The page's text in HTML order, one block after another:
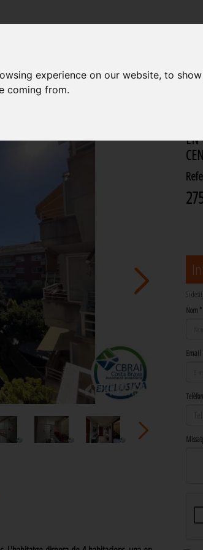
experience on our website, to
coming from.
EN
Si
Nom *
Email